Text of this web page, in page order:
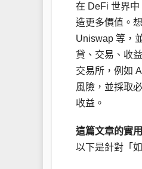
在 DeFi 世界
造更多價值。
Uniswap 等，
貸、交易、收
交易所，例如
風險，並採取
收益。
這篇文章的實
以下是針對「